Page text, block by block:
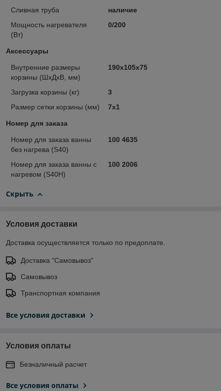
Сливная труба
наличие
Мощность нагревателя
(Вт)
0/200
Аксессуары
Внутренние размеры
корзины (ШxДxВ, мм)
190x105x75
Загрузка корзины (кг)
3
Размер сетки корзины (мм)
7x1
Номер для заказа
Номер для заказа ванны
без нагрева (S40)
100 4635
Номер для заказа ванны с
нагревом (S40H)
100 2006
Скрыть
Условия доставки
Доставка осуществляется только по предоплате.
Доставка "Самовывоз"
Самовывоз
Транспортная компания
Все условия доставки
Условия оплаты
Безналичный расчет
Все условия оплаты